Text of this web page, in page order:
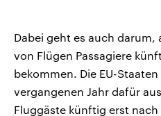
Dabei geht es auch darum,
von Flügen Passagiere
bekommen. Die EU-
vergangenen Jahr dafür
Fluggäste künftig erst